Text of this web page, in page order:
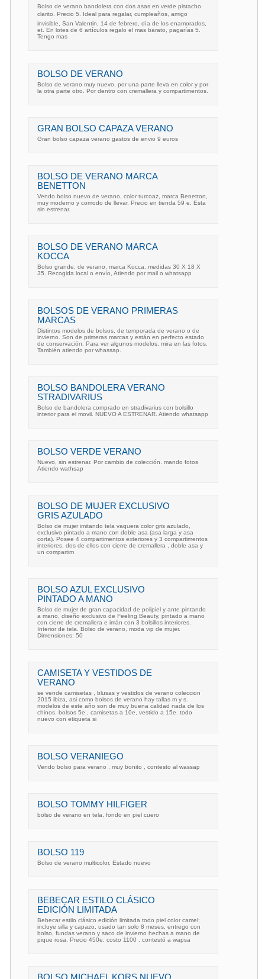
Bolso de verano bandolera con dos asas en verde pistacho
clarito. Precio 5. Ideal para regalar, cumpleaños, amigo
invisible, San Valentin, 14 de febrero, día de los enamorados,
et. En lotes de 6 artículos regalo el mas barato, pagarías 5.
Tengo mas
BOLSO DE VERANO
Bolso de verano muy nuevo, por una parte lleva en color y por
la otra parte otro. Por dentro con cremallera y compartimentos.
GRAN BOLSO CAPAZA VERANO
Gran bolso capaza verano gastos de envio 9 euros
BOLSO DE VERANO MARCA
BENETTON
Vendo bolso nuevo de verano, color turcoaz, marca Benetton,
muy moderno y comodo de llevar. Precio en tienda 59 e. Esta
sin estrenar.
BOLSO DE VERANO MARCA
KOCCA
Bolso grande, de verano, marca Kocca, medidas 30 X 18 X
35. Recogida local o envío, Atiendo por mail o whatsapp
BOLSOS DE VERANO PRIMERAS
MARCAS
Distintos modelos de bolsos, de temporada de verano o de
invierno. Son de primeras marcas y están en perfecto estado
de conservación. Para ver algunos modelos, mira en las fotos.
También atiendo por whassap.
BOLSO BANDOLERA VERANO
STRADIVARIUS
Bolso de bandolera comprado en stradivarius con bolsillo
interior para el movil. NUEVO A ESTRENAR. Atiendo whatsapp
BOLSO VERDE VERANO
Nuevo, sin estrenar. Por cambio de colección. mando fotos
Atiendo wathsap
BOLSO DE MUJER EXCLUSIVO
GRIS AZULADO
Bolso de mujer imitando tela vaquera color gris azulado,
exclusivo pintado a mano con doble asa (asa larga y asa
corta). Posee 4 compartimentos exteriores y 3 compartimentos
interiores, dos de ellos con cierre de cremallera , doble asa y
un compartim
BOLSO AZUL EXCLUSIVO
PINTADO A MANO
Bolso de mujer de gran capacidad de polipiel y ante pintando
a mano, diseño exclusivo de Feeling Beauty, pintado a mano
con cierre de cremallera e imán con 3 bolsillos interiores.
Interior de tela. Bolso de verano, moda vip de mujer.
Dimensiones: 50
CAMISETA Y VESTIDOS DE
VERANO
se vende camisetas , blusas y vestidos de verano coleccion
2015 ibiza, asi como bolsos de verano hay tallas m y s.
modelos de este año son de muy buena calidad nada de los
chinos. bolsos 5e , camisetas a 10e, vestido a 15e. todo
nuevo con etiqueta si
BOLSO VERANIEGO
Vendo bolso para verano , muy bonito , contesto al wassap
BOLSO TOMMY HILFIGER
bolso de verano en tela, fondo en piel cuero
BOLSO 119
Bolso de verano multicolor. Estado nuevo
BEBECAR ESTILO CLÁSICO
EDICIÓN LIMITADA
Bebecar estilo clásico edición limitada todo piel color camel;
incluye silla y capazo, usado tan solo 8 meses, entrego con
bolso, fundas verano y saco de invierno hechas a mano de
pique rosa. Precio 450e. costo 1100 . contestó a wapsa